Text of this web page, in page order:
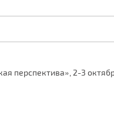
перспектива», 2-3